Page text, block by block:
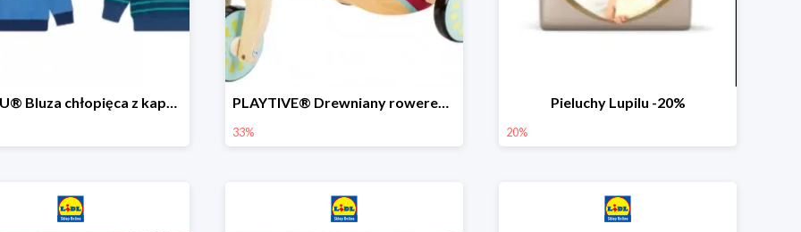
LUPILU® Bluza chłopięca z kapturem PLAYTIVE® Drewniany rowerek biegowy -33%
33%
Pieluchy Lupilu -20%
20%